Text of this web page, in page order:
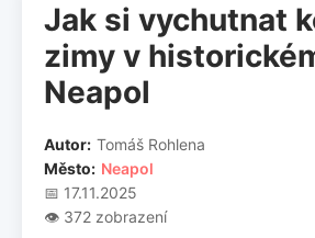
Jak si vychutnat
zimy v
Neapol
Autor: Tomáš Rohlena
Město: Neapol
📅 17.11.2025
👁️ 372 zobrazení